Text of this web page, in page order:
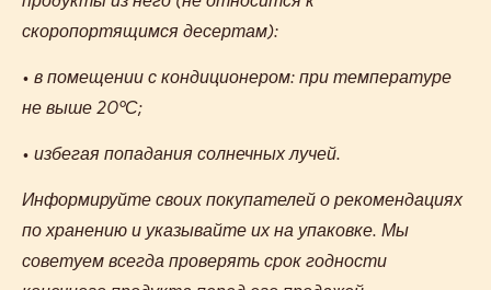
скоропортящимся десертам):
• в помещении с кондиционером: при температуре
не выше 20°С;
• избегая попадания солнечных лучей.
Информируйте своих покупателей о рекомендациях
по хранению и указывайте их на упаковке. Мы
советуем всегда проверять срок годности